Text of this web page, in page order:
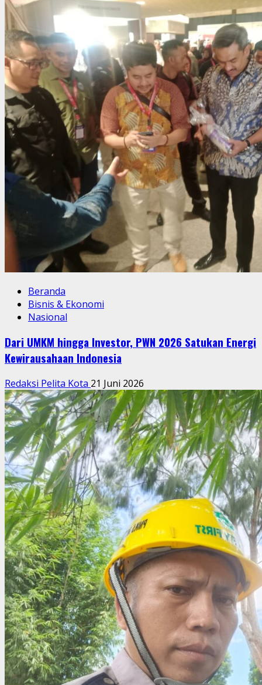
Beranda
Bisnis & Ekonomi
Nasional
Dari UMKM hingga Investor, PWN 2026 Satukan Energi
Kewirausahaan Indonesia
Redaksi Pelita Kota 21 Juni 2026